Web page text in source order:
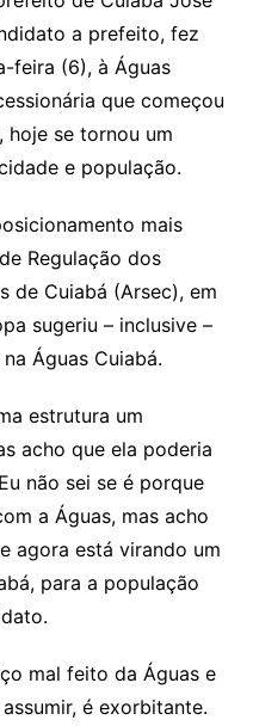
n
Cl
s
sr
o
o
a prefeito, fez
feira (6), à Águas
que começou
hoje se tornou um
e população.
mais
Regulação dos
de Cuiabá (Arsec), em
sugeriu – inclusive –
Águas Cuiabá.
estrutura um
acho que ela poderia
não sei se é porque
a Águas, mas acho
agora está virando um
para a população
mal feito da Águas e
é exorbitante.